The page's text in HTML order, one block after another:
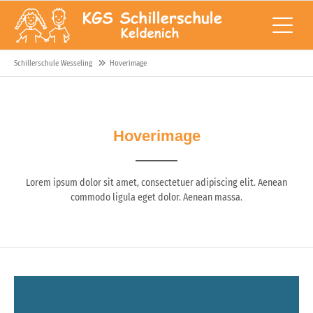
Schillerschule Wesseling Hoverimage
Hoverimage
Lorem ipsum dolor sit amet, consectetuer adipiscing elit. Aenean
commodo ligula eget dolor. Aenean massa.